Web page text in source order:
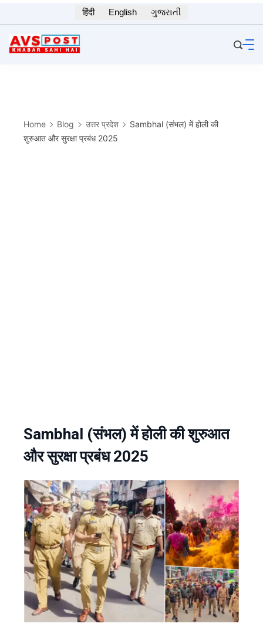
to
content
हिंदी English ગુજરાતી
Home Blog उत्तर प्रदेश
Sambhal (संभल) में होली की
शुरुआत और सुरक्षा प्रबंध 2025
Sambhal (संभल) में होली की शुरुआत
और सुरक्षा प्रबंध 2025